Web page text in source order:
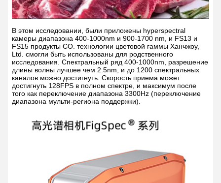
В этом исследовании, были приложены hyperspectral
камеры диапазона 400-1000nm и 900-1700 nm, и FS13 и
FS15 продукты CO. технологии цветовой гаммы Ханчжоу,
Ltd. смогли быть использованы для родственного
исследования. Спектральный ряд 400-1000nm, разрешение
длины волны лучшее чем 2.5nm, и до 1200 спектральных
каналов можно достигнуть. Скорость приема может
достигнуть 128FPS в полном спектре, и максимум после
того как переключение диапазона 3300Hz (переключение
диапазона мульти-региона поддержки).